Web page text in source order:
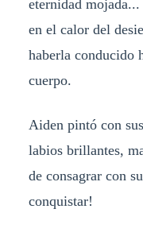
eternidad mojada...
en el calor del
haberla conducido
cuerpo.
Aiden pintó con
labios brillantes,
de consagrar con
conquistar!